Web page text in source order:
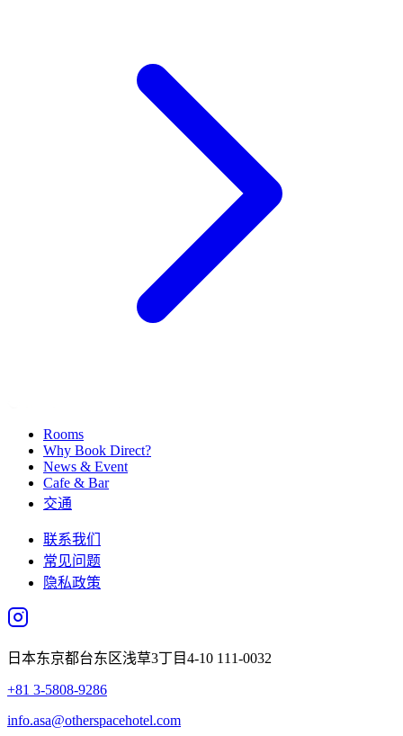
Rooms
Why Book Direct?
News & Event
Cafe & Bar
交通
联系我们
常见问题
隐私政策
日本东京都台东区浅草3丁目4-10 111-0032
+81 3-5808-9286
info.asa@otherspacehotel.com